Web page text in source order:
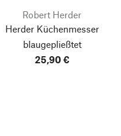
Robert Herder
Herder Küchenmesser
blaugepließtet
25,90 €